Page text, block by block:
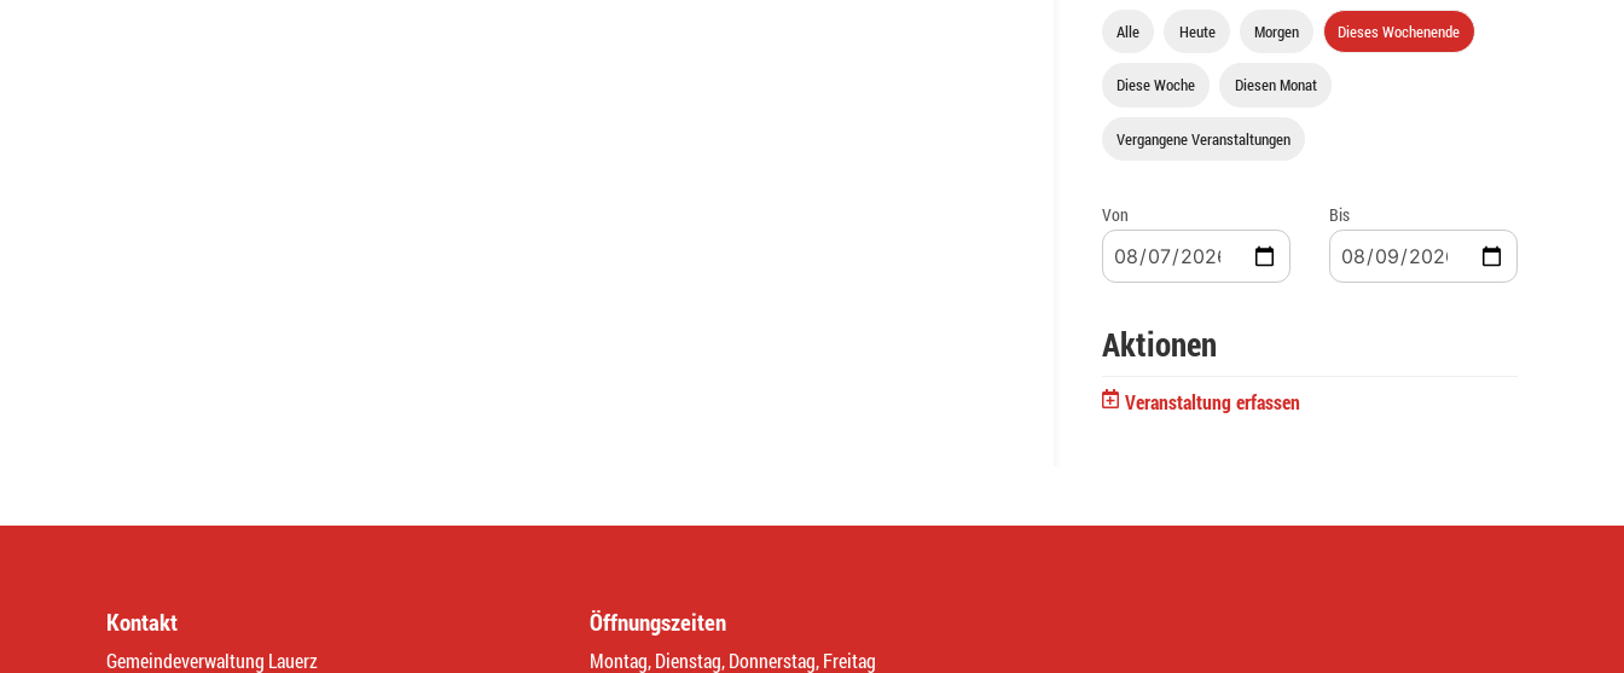
Alle Heute Morgen Dieses Wochenende
Diese Woche Diesen Monat
Vergangene Veranstaltungen
Von Bis
Aktionen
Veranstaltung erfassen
Kontakt
Gemeindeverwaltung Lauerz
Öffnungszeiten
Montag, Dienstag, Donnerstag, Freitag